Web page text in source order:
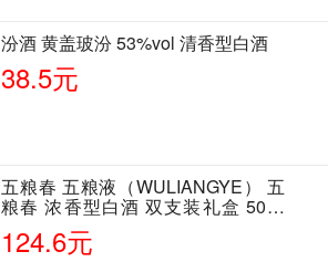
汾酒 黄盖玻汾 53%vol 清香型白酒
38.5元
五粮春 五粮液（WULIANGYE） 五
粮春 浓香型白酒 双支装礼盒 50度
500ml*2瓶 含酒具
124.6元